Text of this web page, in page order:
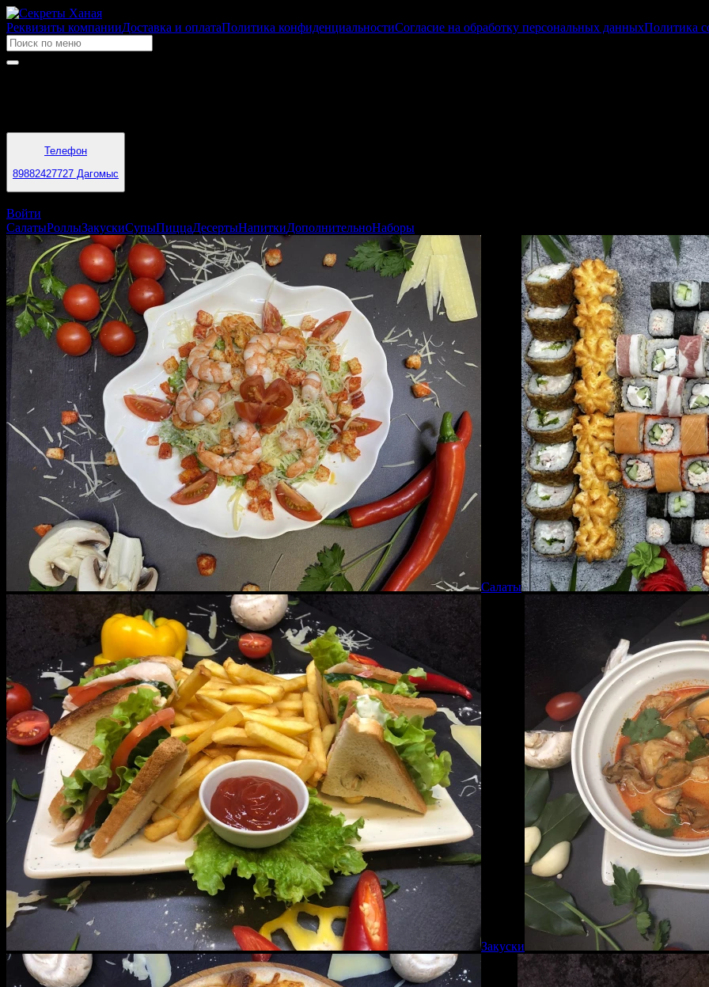
Реквизиты компанииДоставка и оплатаПолитика конфиденциальностиСогласие на обработку персональных данныхПолитика
Телефон
89882427727 Дагомыс
Войти
СалатыРоллыЗакускиСупыПиццаДесертыНапиткиДополнительноНаборы
Салаты
Закуски